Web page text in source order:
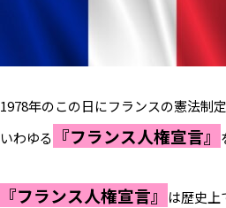
1978年のこの日にフランスの憲法制
いわゆる
『フランス人権宣言』
『フランス人権宣言』 は歴史上